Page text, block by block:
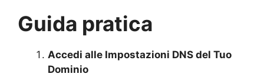
Guida pratica
Accedi alle Impostazioni DNS del Tuo
Dominio